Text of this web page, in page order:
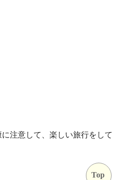
注意して、楽しい旅行をして
Top